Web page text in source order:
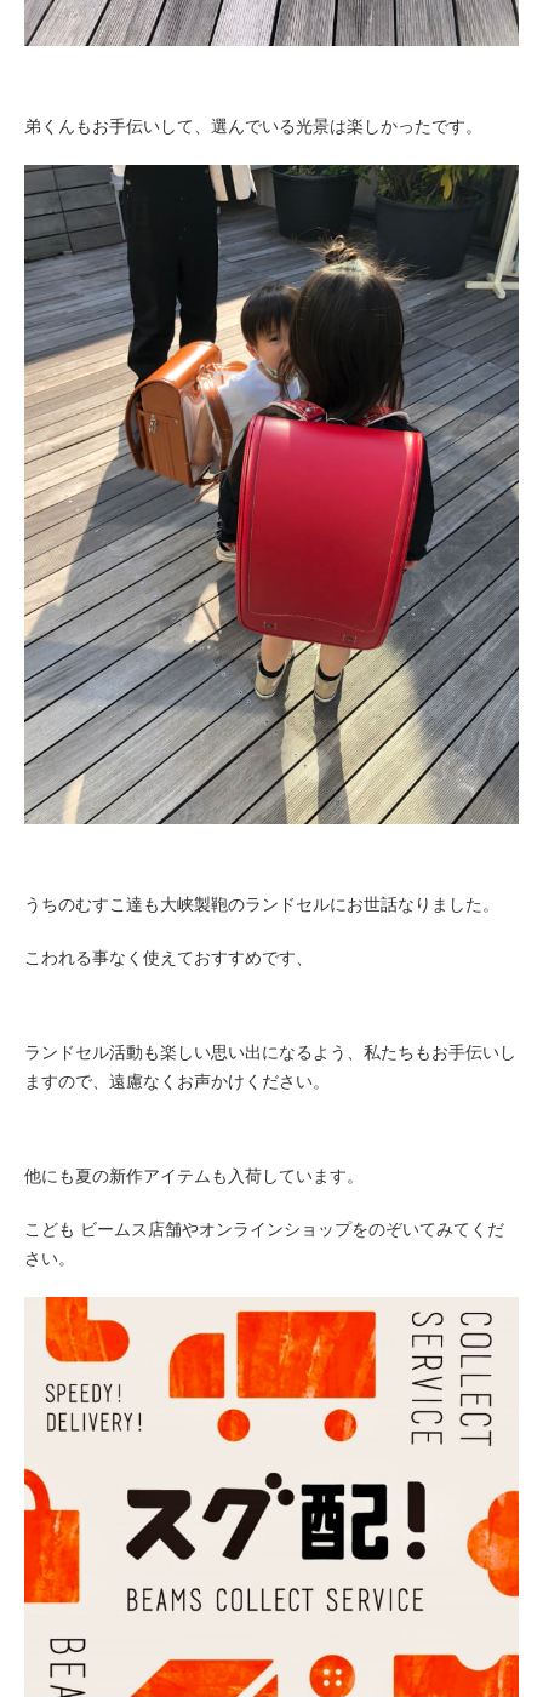
弟くんもお手伝いして、選んでいる光景は楽しかったです。
うちのむすこ達も大峡製鞄のランドセルにお世話なりました。
こわれる事なく使えておすすめです、
ランドセル活動も楽しい思い出になるよう、私たちもお手伝いし
ますので、遠慮なくお声かけください。
他にも夏の新作アイテムも入荷しています。
こども ビームス店舗やオンラインショップをのぞいてみてくだ
さい。